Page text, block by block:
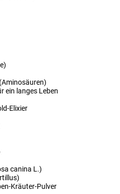
ein langes Leben
Elixier
canina L.)
Kräuter-Pulver